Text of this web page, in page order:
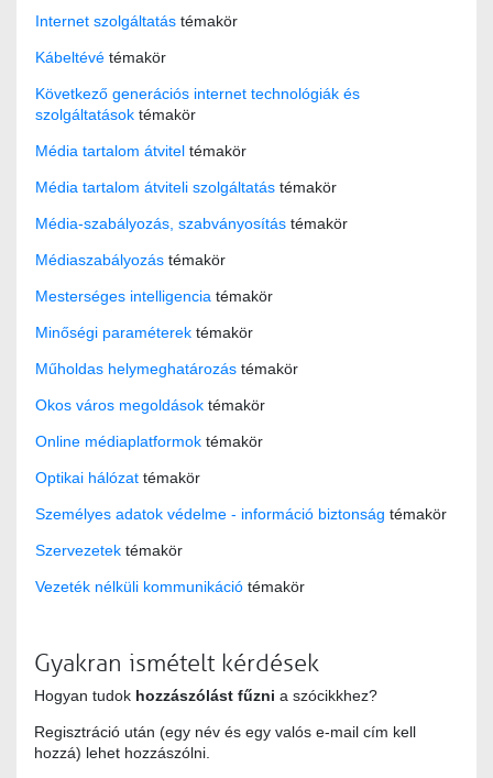
Internet szolgáltatás témakör
Kábeltévé témakör
Következő generációs internet technológiák és
szolgáltatások témakör
Média tartalom átvitel témakör
Média tartalom átviteli szolgáltatás témakör
Média-szabályozás, szabványosítás témakör
Médiaszabályozás témakör
Mesterséges intelligencia témakör
Minőségi paraméterek témakör
Műholdas helymeghatározás témakör
Okos város megoldások témakör
Online médiaplatformok témakör
Optikai hálózat témakör
Személyes adatok védelme - információ biztonság témakör
Szervezetek témakör
Vezeték nélküli kommunikáció témakör
Gyakran ismételt kérdések
Hogyan tudok hozzászólást fűzni a szócikkhez?
Regisztráció után (egy név és egy valós e-mail cím kell
hozzá) lehet hozzászólni.